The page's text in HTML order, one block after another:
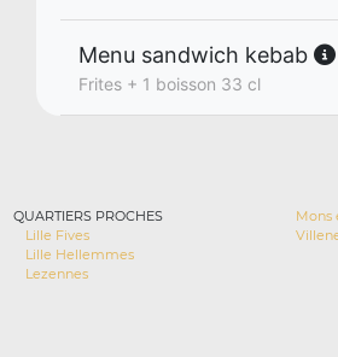
Menu sandwich kebab
Frites + 1 boisson 33 cl
QUARTIERS PROCHES
Lille Fives
Lille Hellemmes
Lezennes
Mons